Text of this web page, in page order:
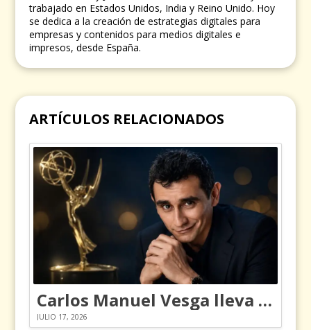
trabajado en Estados Unidos, India y Reino Unido. Hoy
se dedica a la creación de estrategias digitales para
empresas y contenidos para medios digitales e
impresos, desde España.
ARTÍCULOS RELACIONADOS
Carlos Manuel Vesga lleva el nombre de Colombia a los Emmy
JULIO 17, 2026